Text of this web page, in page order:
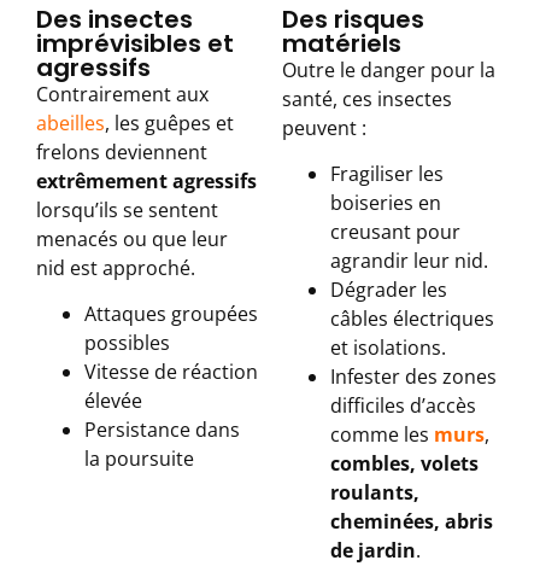
Des insectes
imprévisibles et
agressifs
Contrairement aux
abeilles, les guêpes et
frelons deviennent
extrêmement agressifs
lorsqu’ils se sentent
menacés ou que leur
nid est approché.
Attaques groupées
possibles
Vitesse de réaction
élevée
Persistance dans
la poursuite
Des risques
matériels
Outre le danger pour la
santé, ces insectes
peuvent :
Fragiliser les
boiseries en
creusant pour
agrandir leur nid.
Dégrader les
câbles électriques
et isolations.
Infester des zones
difficiles d’accès
comme les murs,
combles, volets
roulants,
cheminées, abris
de jardin.